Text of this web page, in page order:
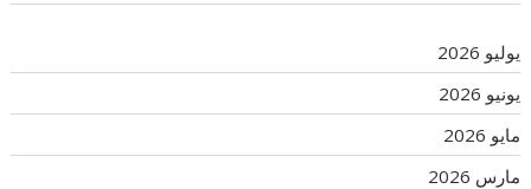
يوليو 2026
يونيو 2026
مايو 2026
مارس 2026